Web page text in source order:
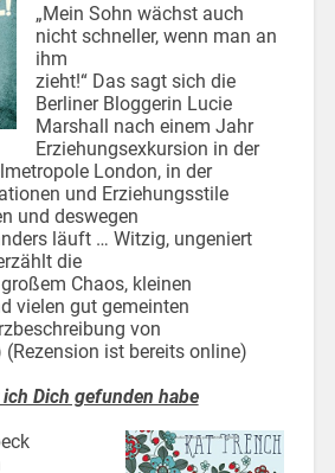
„Mein Sohn wächst auch
nicht schneller, wenn man an
ihm
zieht!“ Das sagt sich die
Berliner Bloggerin Lucie
Marshall nach einem Jahr
Erziehungsexkursion in der
London, in der
und Erziehungsstile
und deswegen
läuft … Witzig, ungeniert
die
Chaos, kleinen
vielen gut gemeinten
von
(Rezension ist bereits online)
Dich gefunden habe